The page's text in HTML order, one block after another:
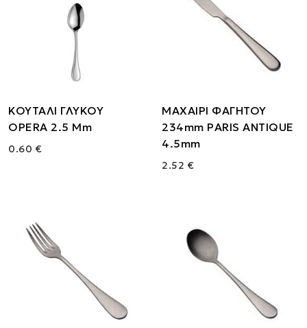
ΚΟΥΤΑΛΙ ΓΛΥΚΟΥ
OPERA 2.5 Mm
0.60 €
ΜΑΧΑΙΡΙ ΦΑΓΗΤΟΥ
234mm PARIS ANTIQUE
4.5mm
2.52 €